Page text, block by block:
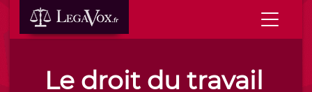
Le droit du travail